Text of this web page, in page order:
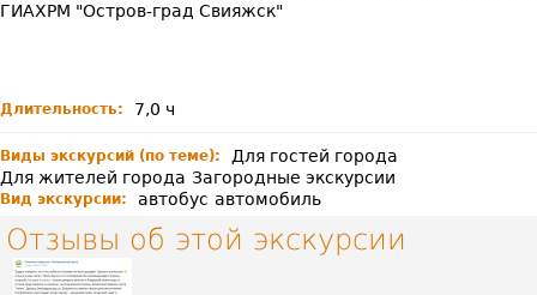
ГИАХРМ "Остров-град Свияжск"
Длительность: 7,0 ч
Виды экскурсий (по теме):
Для гостей города
Для жителей города Загородные экскурсии
Вид экскурсии: автобус автомобиль
Отзывы об этой экскурсии